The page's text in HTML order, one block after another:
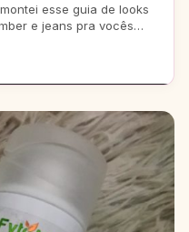
esse guia de looks
e jeans pra vocês